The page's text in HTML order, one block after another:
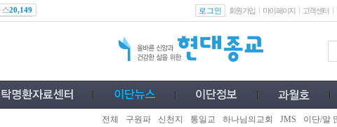
20,149 로그인 회원가입 마이페이지 고객센터
전체 구원파 신천지 통일교 하나님의교회 JMS 이단/말